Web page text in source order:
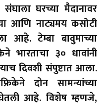
घरच्या मैदानावर
आणि नाट्यमय कसोटी
आहे. टेम्बा बावुमाच्या
भारताचा ३० धावांनी
दिवशी संपुष्टात आला.
दोन सामन्यांच्या
आहे. विशेष म्हणजे,